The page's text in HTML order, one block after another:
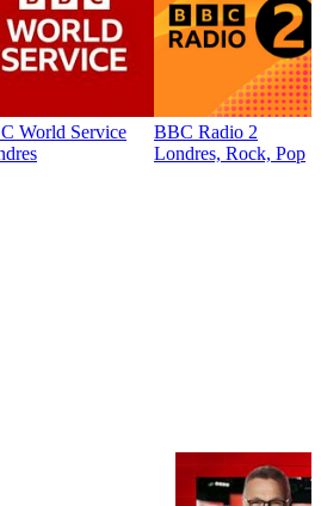
World Service
BBC Radio 2
Londres, Rock, Pop